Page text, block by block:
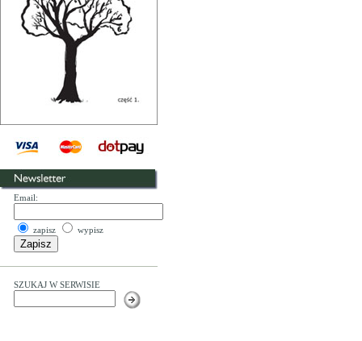
Email:
zapisz wypisz
SZUKAJ W SERWISIE